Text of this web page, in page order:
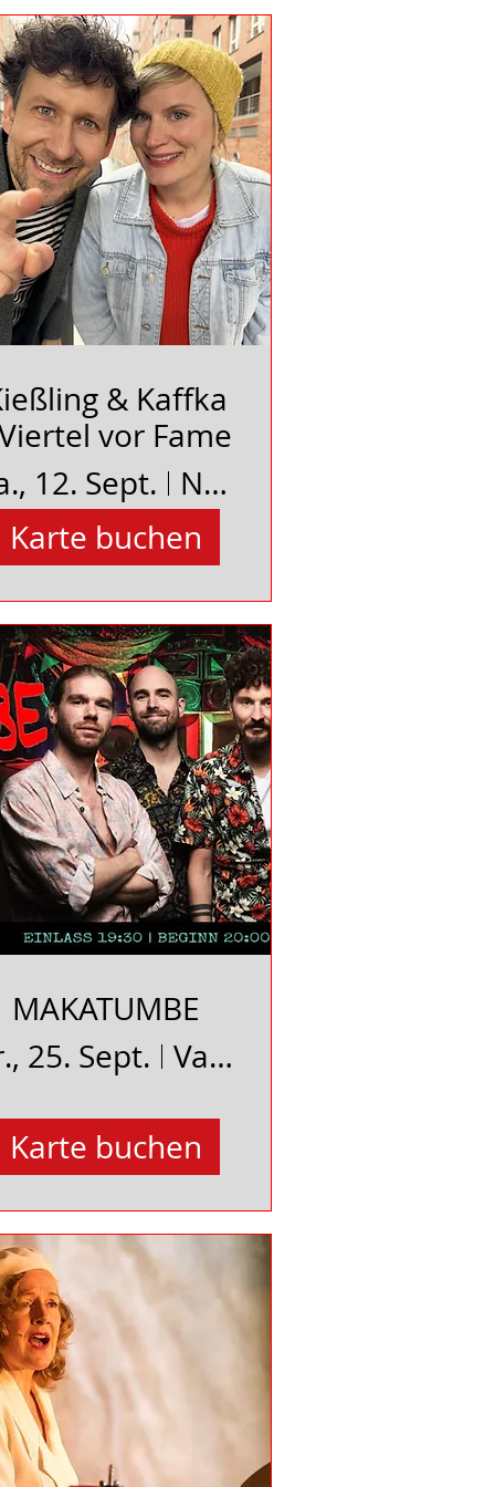
& Kaffka
vor Fame
12. Sept.
Neues Schauspielhaus Uelzen
Karte buchen
MAKATUMBE
25. Sept.
Vakuum e.V. Bad Bevensen
Karte buchen